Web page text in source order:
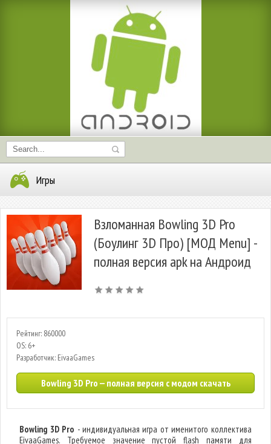
Игры
Взломанная Bowling 3D Pro
(Боулинг 3D Про) [МОД Menu] -
полная версия apk на Андроид
Рейтинг: 860000
OS: 6+
Разработчик: EivaaGames
Bowling 3D Pro — полная версия с модом скачать
Bowling 3D Pro - индивидуальная игра от именитого коллектива
EivaaGames. Требуемое значение пустой flash памяти для